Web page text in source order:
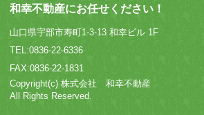
和幸不動産にお任せください！
山口県宇部市寿町1-3-13 和幸ビル 1F
TEL:0836-22-6336
FAX:0836-22-1831
Copyright(c) 株式会社 和幸不動産
All Rights Reserved.